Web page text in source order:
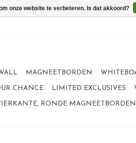
MAGNEETBORDEN
CHANCE LIMITED EXCLUSIVES
RONDE MAGNEETBORDEN
onze website te verbeteren. Is dat akkoord?